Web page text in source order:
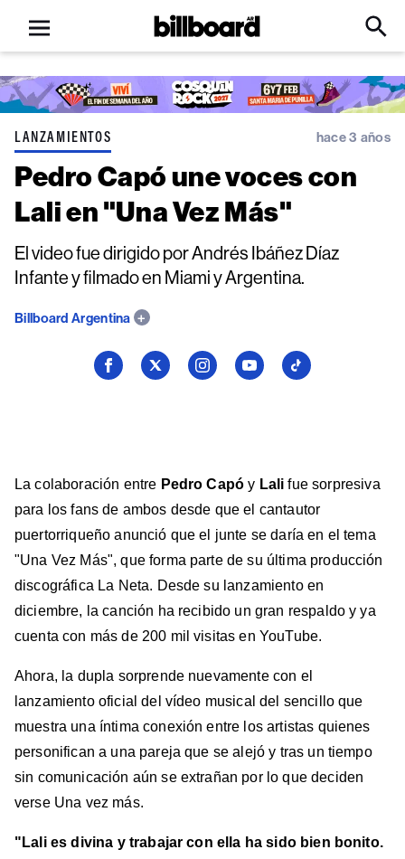
Open
menu
Billboard
Click
Input
LANZAMIENTOS hace 3 años
Pedro Capó une voces con
Lali en "Una Vez Más"
El video fue dirigido por Andrés Ibáñez Díaz
Infante y filmado en Miami y Argentina.
Billboard Argentina
Seguí
Seguí
Seguí
Seguí
Seguí
La colaboración entre Pedro Capó y Lali fue sorpresiva
para los fans de ambos desde que el cantautor
puertorriqueño anunció que el junte se daría en el tema
"Una Vez Más", que forma parte de su última producción
discográfica La Neta. Desde su lanzamiento en
diciembre, la canción ha recibido un gran respaldo y ya
cuenta con más de 200 mil visitas en YouTube.
Ahora, la dupla sorprende nuevamente con el
lanzamiento oficial del vídeo musical del sencillo que
muestra una íntima conexión entre los artistas quienes
personifican a una pareja que se alejó y tras un tiempo
sin comunicación aún se extrañan por lo que deciden
verse Una vez más.
"Lali es divina y trabajar con ella ha sido bien bonito.